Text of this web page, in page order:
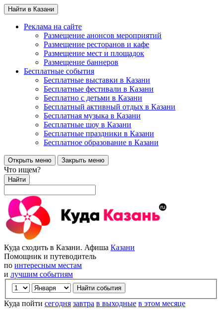
Найти в Казани
Реклама на сайте
Размещение анонсов мероприятий
Размещение ресторанов и кафе
Размещение мест и площадок
Размещение баннеров
Бесплатные события
Бесплатные выставки в Казани
Бесплатные фестивали в Казани
Бесплатно с детьми в Казани
Бесплатный активный отдых в Казани
Бесплатная музыка в Казани
Бесплатные шоу в Казани
Бесплатные праздники в Казани
Бесплатное образование в Казани
Открыть меню Закрыть меню
Что ищем?
Найти
Куда сходить в Казани. Афиша Казани
Помощник и путеводитель
по интересным местам
и лучшим событиям
Куда пойти сегодня завтра в выходные в этом месяце